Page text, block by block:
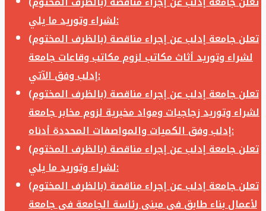
لشراء وتوريد ما يلي:
تعلن جامعة إدلب عن إجراء مناقصة (بالظرف المختوم)
لشراء وتوريد أثاث مكاتب لزوم مكاتب وقاعات جامعة
إدلب وفق الآتي:
تعلن جامعة إدلب عن إجراء مناقصة (بالظرف المختوم)
لشراء وتوريد زجاجيات ومواد مخبرية لزوم مخابر جامعة
إدلب وفق الكميات والمواصفات المحددة أدناه:
تعلن جامعة إدلب عن إجراء مناقصة (بالظرف المختوم)
لشراء وتوريد ما يلي:
تعلن جامعة إدلب عن إجراء مناقصة (بالظرف المختوم)
لأعمال بناء طابق في مبنى رئاسة الجامعة في جامعة